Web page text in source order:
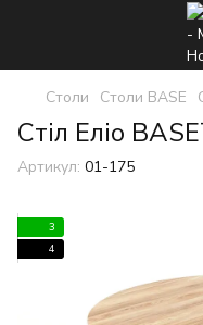
Столи Столи BASE
Стіл Еліо
Артикул: 01-175
3
4